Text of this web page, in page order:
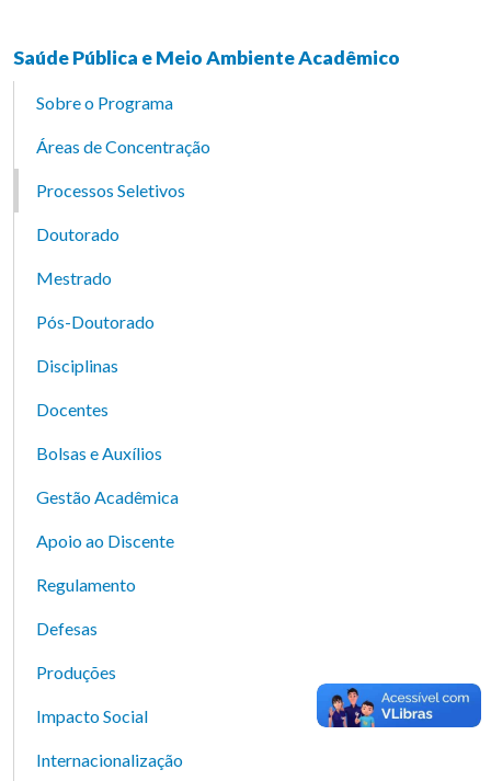
Saúde Pública e Meio Ambiente Acadêmico
Sobre o Programa
Áreas de Concentração
Processos Seletivos
Doutorado
Mestrado
Pós-Doutorado
Disciplinas
Docentes
Bolsas e Auxílios
Gestão Acadêmica
Apoio ao Discente
Regulamento
Defesas
Produções
Impacto Social
Internacionalização